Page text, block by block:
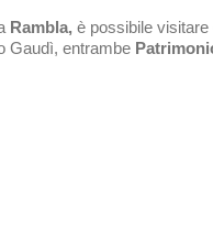
Rambla, è possibile visitare
Gaudì, entrambe